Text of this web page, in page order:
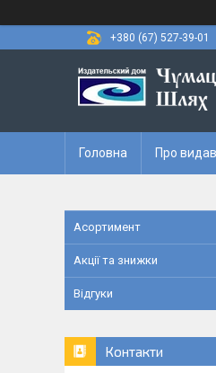
+380 (67) 527-39-01
Головна Про
Асортимент
Акції та знижки
Відгуки
Контакти